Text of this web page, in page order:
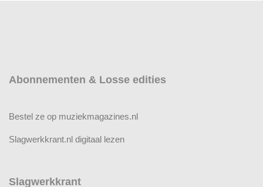
Abonnementen & Losse edities
Bestel ze op muziekmagazines.nl
Slagwerkkrant.nl digitaal lezen
Slagwerkkrant